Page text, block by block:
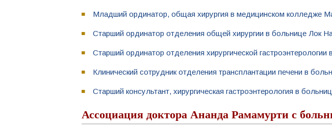
Младший ординатор, общая хирургия в медицинском колледже
Старший ординатор отделения общей хирургии в больнице Лок
Старший ординатор отделения хирургической
Клинический сотрудник отделения трансплантации печени в
Старший консультант, хирургическая гастроэнтерология в
Ассоциация доктора Ананда Рамамурти с